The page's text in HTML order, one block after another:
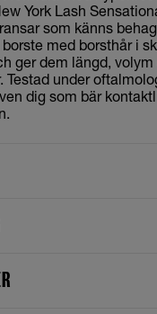
York Lash
som känns
med borsthår i
ger dem längd,
Testad under
dig som bär